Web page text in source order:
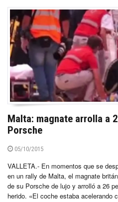
Malta: magnate arrolla a
Porsche
05/10/2015
VALLETA.- En momentos que se
en un rally de Malta, el magnate
de su Porsche de lujo y arrolló a 26
herido. «El coche estaba acelerando